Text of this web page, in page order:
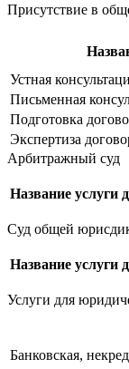
Присутствие в
Устная
Письменная
Подготовка
Экспертиза
Арбитражный суд
Название услуги
Суд общей
Название услуги
Услуги для
Банковская,